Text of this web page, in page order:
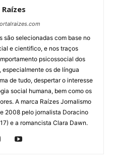
são selecionadas com base no
e cientifico, e nos traços
psicossocial dos
os de língua
de tudo, despertar o interesse
social humana, bem como os
A marca Raízes Jornalismo
2008 pelo jornalista Doracino
e a romancista Clara Dawn.